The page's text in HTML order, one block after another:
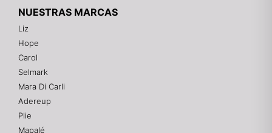
NUESTRAS MARCAS
Liz
Hope
Carol
Selmark
Mara Di Carli
Adereup
Plie
Mapalé
¡Hola! 👋
Gracias por visitarnos. Te asesoramos